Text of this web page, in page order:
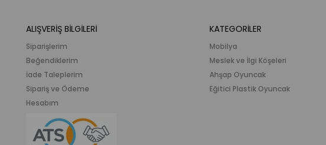
ALIŞVERİŞ BİLGİLERİ
Siparişlerim
Beğendiklerim
İade Taleplerim
Sipariş ve Ödeme
Hesabım
KATEGORİLER
Mobilya
Meslek ve İlgi Köşeleri
Ahşap Oyuncak
Eğitici Plastik Oyuncak